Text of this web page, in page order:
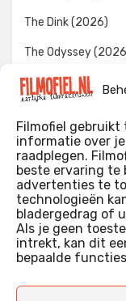
Filmofiel gebruikt
informatie over
raadplegen.
beste ervaring te
advertenties te
technologieën
bladergedrag of
Als je geen
intrekt, kan dit
bepaalde
The Dink (2026)
The Odyssey
Evil Dead Burn
WIE IK
Ik ben ooit
films keek dat ik af
niet gezien had. Ik
erg lang in een
Deze recensies